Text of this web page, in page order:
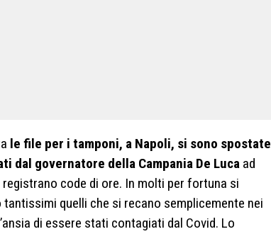
le file per i tamponi, a Napoli, si sono spostate
dal governatore della Campania De Luca ad
code di ore. In molti per fortuna si
quelli che si recano semplicemente nei
di essere stati contagiati dal Covid. Lo